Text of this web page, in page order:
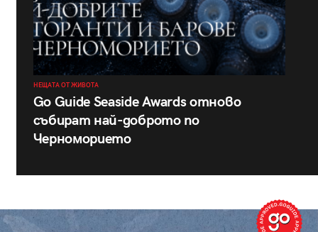
НЕЩАТА ОТ ЖИВОТА
Go Guide Seaside Awards отново
събират най-доброто по
Черноморието